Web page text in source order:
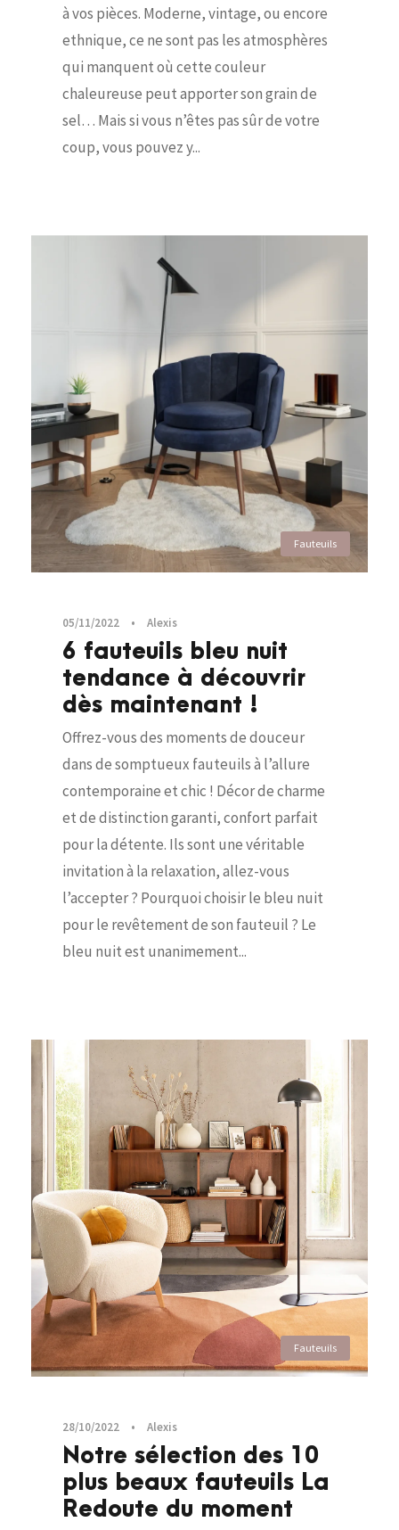
à vos pièces. Moderne, vintage, ou encore
ethnique, ce ne sont pas les atmosphères
qui manquent où cette couleur
chaleureuse peut apporter son grain de
sel… Mais si vous n’êtes pas sûr de votre
coup, vous pouvez y...
Fauteuils
05/11/2022 • Alexis
6 fauteuils bleu nuit
tendance à découvrir
dès maintenant !
Offrez-vous des moments de douceur
dans de somptueux fauteuils à l’allure
contemporaine et chic ! Décor de charme
et de distinction garanti, confort parfait
pour la détente. Ils sont une véritable
invitation à la relaxation, allez-vous
l’accepter ? Pourquoi choisir le bleu nuit
pour le revêtement de son fauteuil ? Le
bleu nuit est unanimement...
Fauteuils
28/10/2022 • Alexis
Notre sélection des 10
plus beaux fauteuils La
Redoute du moment